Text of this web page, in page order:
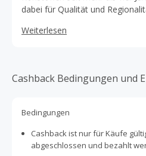
dabei für Qualität und
Nahrungsergänzungsmittel u.v.m.
Weiterlesen
Cashback Bedingungen und
Bedingungen
Cashback ist nur für Käufe
abgeschlossen und bezahlt